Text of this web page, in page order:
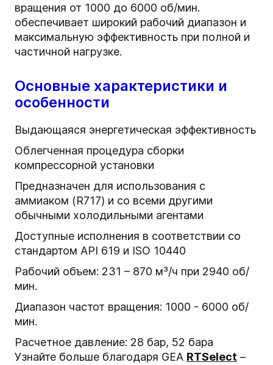
вращения от 1000 до 6000 об/мин.
обеспечивает широкий рабочий диапазон и
максимальную эффективность при полной и
частичной нагрузке.
Основные характеристики и
особенности
Выдающаяся энергетическая эффективность
Облегченная процедура сборки
компрессорной установки
Предназначен для использования с
аммиаком (R717) и со всеми другими
обычными холодильными агентами
Доступные исполнения в соответствии со
стандартом API 619 и ISO 10440
Рабочий объем: 231 – 870 м³/ч при 2940 об/
мин.
Диапазон частот вращения: 1000 - 6000 об/
мин.
Расчетное давление: 28 бар, 52 бара
Узнайте больше благодаря GEA RTSelect –